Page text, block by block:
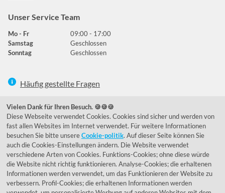
Unser Service Team
Mo - Fr
09:00 - 17:00
Samstag
Geschlossen
Sonntag
Geschlossen
Häufig gestellte Fragen
039292 - 678215
de@lumidora.com
FacebookInstagram
Kundenmeinungen
Exzellent - eKomi.de
Vielen Dank für Ihren Besuch. 🍪🍪🍪
Diese Webseite verwendet Cookies. Cookies sind sicher und werden von
fast allen Websites im Internet verwendet. Für weitere Informationen
besuchen Sie bitte unsereCookie-politik. Auf dieser Seite können Sie
auch die Cookies-Einstellungen ändern. Die Website verwendet
verschiedene Arten von Cookies. Funktions-Cookies; ohne diese würde
die Website nicht richtig funktionieren. Analyse-Cookies; die erhaltenen
Informationen werden verwendet, um das Funktionieren der Website zu
verbessern. Profil-Cookies; die erhaltenen Informationen werden